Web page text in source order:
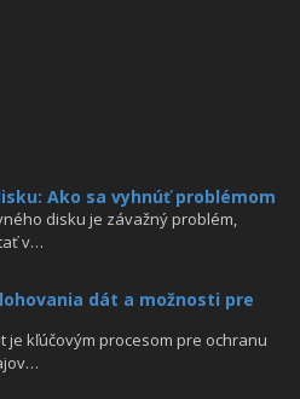
Ako sa vyhnúť problémom
disku je závažný problém,
v…
dát a možnosti pre
je kľúčovým procesom pre ochranu